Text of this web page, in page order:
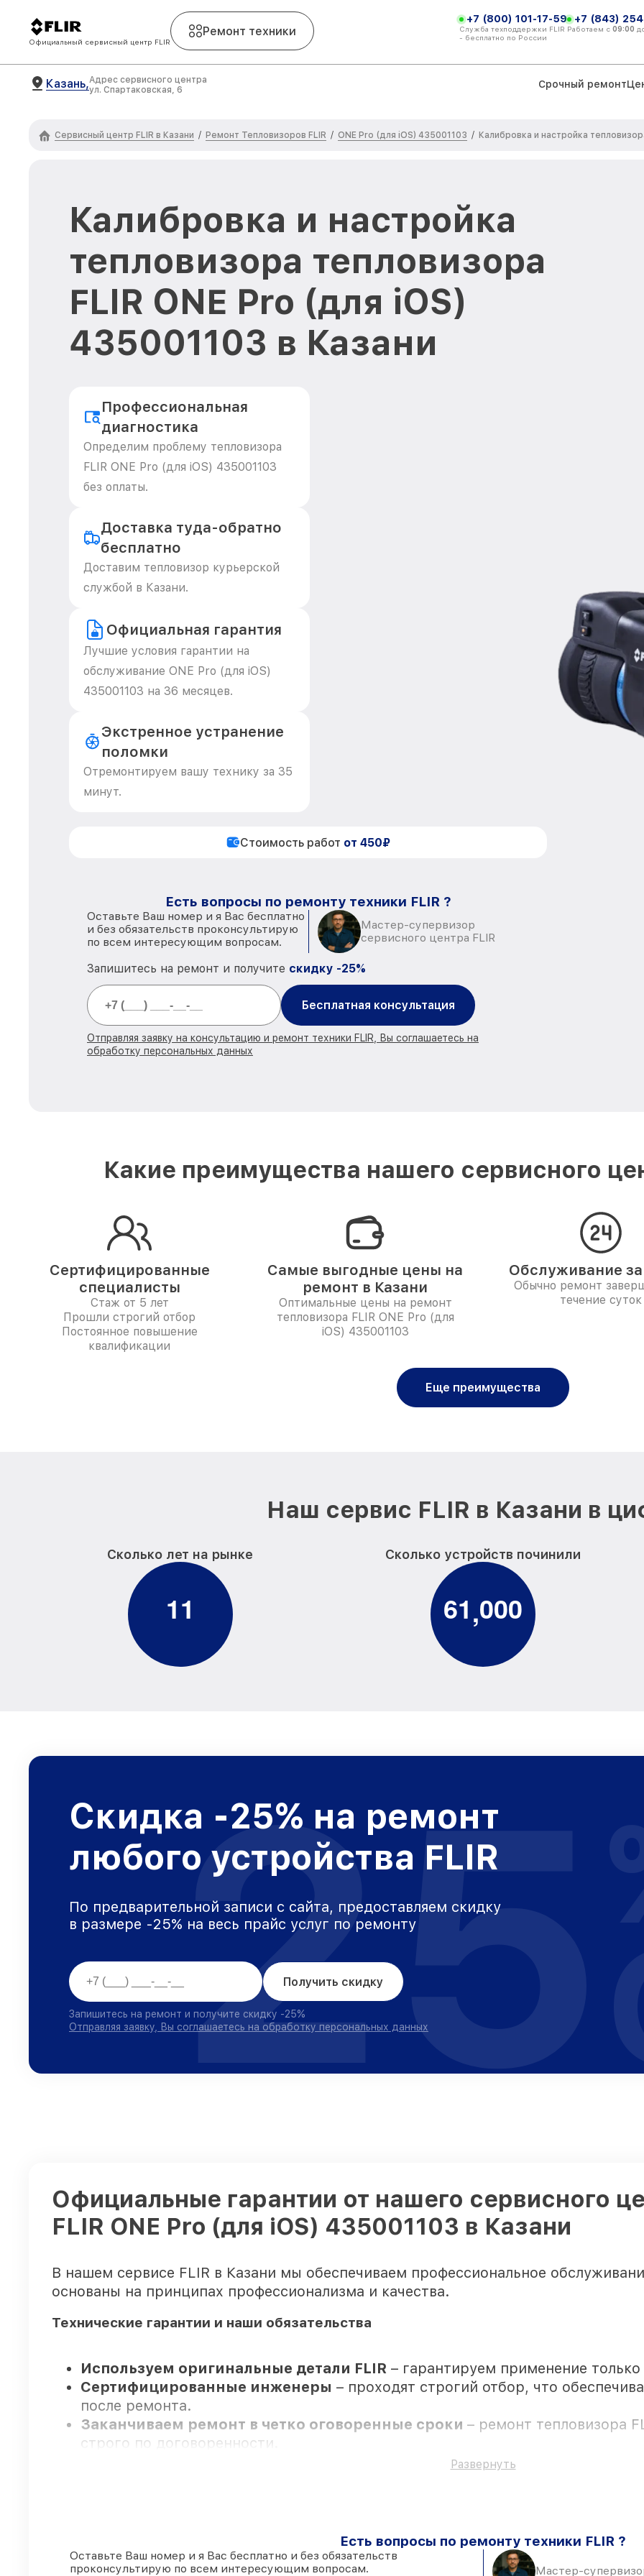
Официальный сервисный центр FLIR
Ремонт техники
+7 (800) 101-17-59
Служба техподдержки FLIR
- бесплатно по России
+7 (843)
Работаем с 09:00
Казань,Адрес сервисного центра
ул. Спартаковская, 6
Срочный ремонт
Сервисный центр FLIR в Казани / Ремонт Тепловизоров FLIR / ONE Pro (для iOS) 435001103 / Калибровка и настройка
Калибровка и настройка
тепловизора тепловизора
FLIR ONE Pro (для iOS)
435001103 в Казани
Профессиональная
диагностика
Определим проблему тепловизора
FLIR ONE Pro (для iOS) 435001103
без оплаты.
Доставка туда-обратно
бесплатно
Доставим тепловизор курьерской
службой в Казани.
Официальная гарантия
Лучшие условия гарантии на
обслуживание ONE Pro (для iOS)
435001103 на 36 месяцев.
Экстренное устранение
поломки
Отремонтируем вашу технику за 35
минут.
Стоимость работ от 450₽
Есть вопросы по ремонту техники FLIR ?
Оставьте Ваш номер и я Вас бесплатно
и без обязательств проконсультирую
по всем интересующим вопросам.
Мастер-супервизор
сервисного центра FLIR
Запишитесь на ремонт и получите скидку -25%
Бесплатная консультация
Отправляя заявку на консультацию и ремонт техники FLIR, Вы соглашаетесь на
обработку персональных данных
Какие преимущества нашего сервисного
Сертифицированные
специалисты
Стаж от 5 лет
Прошли строгий отбор
Постоянное повышение
квалификации
Самые выгодные цены на
ремонт в Казани
Оптимальные цены на ремонт
тепловизора FLIR ONE Pro (для
iOS) 435001103
Обслуживание за
Обычно ремонт
течение суток
Еще преимущества
Наш сервис FLIR в Казани в
Сколько лет на рынке
11
Сколько устройств починили
61,000
Скидка -25% на ремонт
любого устройства FLIR
По предварительной записи с сайта, предоставляем скидку
в размере -25% на весь прайс услуг по ремонту
Получить скидку
Запишитесь на ремонт и получите скидку -25%
Отправляя заявку, Вы соглашаетесь на обработку персональных данных
25
Официальные гарантии от нашего сервисного
FLIR ONE Pro (для iOS) 435001103 в Казани
В нашем сервисе FLIR в Казани мы обеспечиваем профессиональное
основаны на принципах профессионализма и качества.
Технические гарантии и наши обязательства
Используем оригинальные детали FLIR – гарантируем применение
Сертифицированные инженеры – проходят строгий отбор, что
после ремонта.
Заканчиваем ремонт в четко оговоренные сроки – ремонт тепловизора
строго по договоренности.
– все все виды ремонта защищены сервисной
80%ремонтов закрываем с возможностью личного присутствия владельца
90%комплектующих FLIR готовы к установке в Казани, остальные
Развернуть
Есть вопросы по ремонту техники FLIR ?
Оставьте Ваш номер и я Вас бесплатно и без обязательств
проконсультирую по всем интересующим вопросам.
Мастер-